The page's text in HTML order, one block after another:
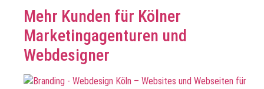
Mehr Kunden für Kölner
Marketingagenturen und
Webdesigner